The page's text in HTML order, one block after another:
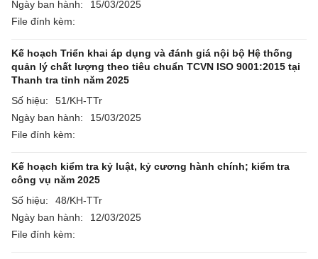
Ngày ban hành:
15/03/2025
File đính kèm:
Kế hoạch Triển khai áp dụng và đánh giá nội bộ Hệ thống
quản lý chất lượng theo tiêu chuẩn TCVN ISO 9001:2015 tại
Thanh tra tỉnh năm 2025
Số hiệu:
51/KH-TTr
Ngày ban hành:
15/03/2025
File đính kèm:
Kế hoạch kiểm tra kỷ luật, kỷ cương hành chính; kiểm tra
công vụ năm 2025
Số hiệu:
48/KH-TTr
Ngày ban hành:
12/03/2025
File đính kèm: